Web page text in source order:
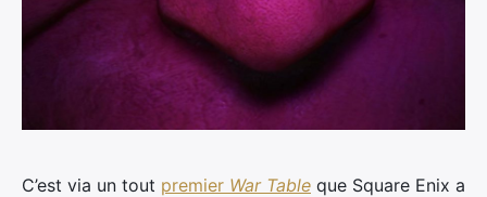
C’est via un tout premier War Table que Square Enix a